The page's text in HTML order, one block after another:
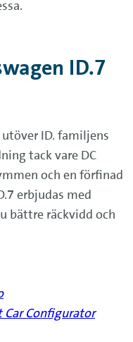
ID.7
ID. familjens
tack vare DC
och en förfinad
erbjudas med
bättre räckvidd och
Car Configurator